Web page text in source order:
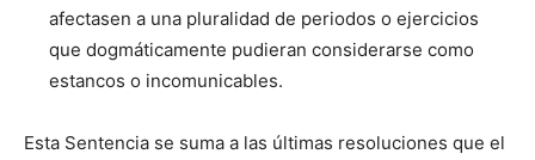
afectasen a una pluralidad de periodos o ejercicios
que dogmáticamente pudieran considerarse como
estancos o incomunicables.
Esta Sentencia se suma a las últimas resoluciones que el